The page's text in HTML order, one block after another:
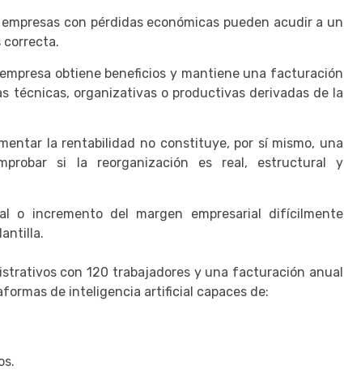
con pérdidas económicas pueden acudir a un
correcta.
obtiene beneficios y mantiene una facturación
técnicas, organizativas o productivas derivadas de la
la rentabilidad no constituye, por sí mismo, una
si la reorganización es real, estructural y
o incremento del margen empresarial difícilmente
con 120 trabajadores y una facturación anual
de inteligencia artificial capaces de: